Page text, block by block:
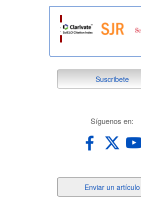
suscribete
Suscribete
Síguenos en:
un
Enviar un artículo